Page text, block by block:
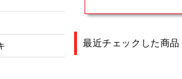
最近チェックした商品